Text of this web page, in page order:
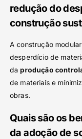
redução do
construção
A construção
desperdício de
daprodução
de materiais e
obras.
Quais são os
da adoção de